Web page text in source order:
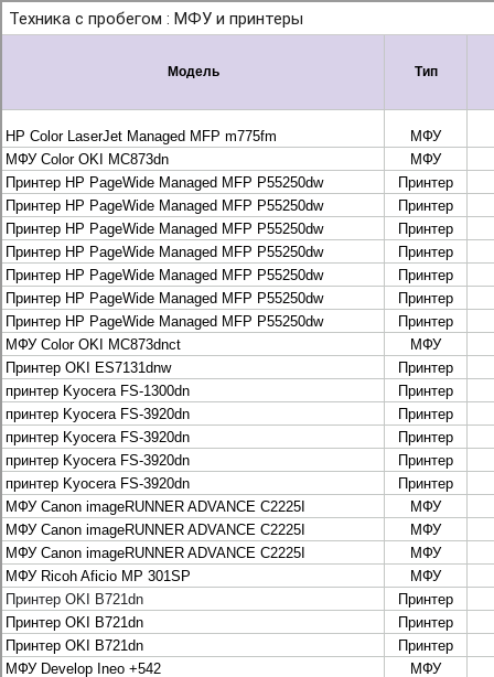
Рассчитать и заказать
Рассчитать и заказать
О компании
История Леком
Производители
Леком
Pantum
UTINET
G&G
ГК “Катюша”
Высокопроизводительные копиры DEVELOP
МФУ, копиры и принтеры KYOCERA
Принтеры и МФУ и факсы Brother
Плоттеры и МФУ Oce
Плоттеры и МФУ Oce
Цифровые системы Oce VarioPrint DP Line
МФУ, сканеры, плоттеры и принтеры Canon
Плоттеры Canon
Принтеры и МФУ Canon
Сканеры Canon
Распродажа картриджей Canon
МФУ, сканеры, плоттеры и принтеры HP
Принтеры и МФУ HP
Плоттеры hp
МФУ, копиры и принтеры OKI